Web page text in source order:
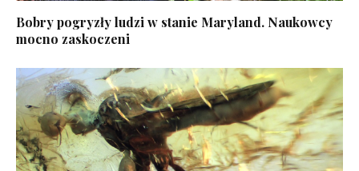
Bobry pogryzły ludzi w stanie Maryland. Naukowcy
mocno zaskoczeni